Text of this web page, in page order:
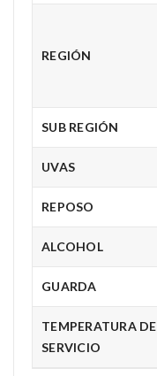
REGIÓN
SUB REGIÓN
UVAS
REPOSO
ALCOHOL
GUARDA
TEMPERATURA DE
SERVICIO